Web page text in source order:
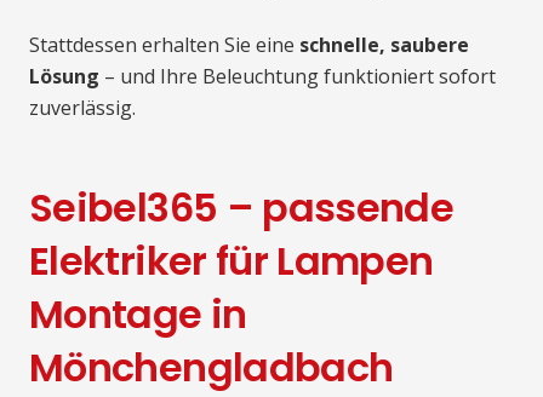
Stattdessen erhalten Sie eine schnelle, saubere
Lösung – und Ihre Beleuchtung funktioniert sofort
zuverlässig.
Seibel365 – passende
Elektriker für Lampen
Montage in
Mönchengladbach